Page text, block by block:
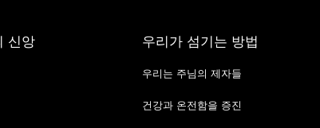
신앙 우리가 섬기는 방법
우리는 주님의 제자들
건강과 온전함을 증진